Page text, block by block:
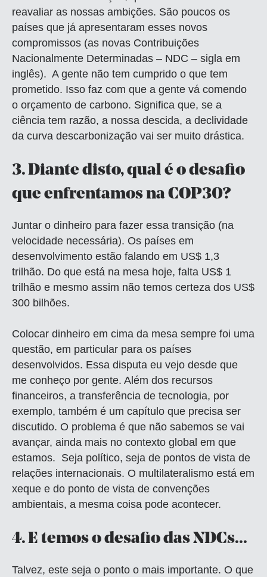
reavaliar as nossas ambições. São poucos os
países que já apresentaram esses novos
compromissos (as novas Contribuições
Nacionalmente Determinadas – NDC – sigla em
inglês). A gente não tem cumprido o que tem
prometido. Isso faz com que a gente vá comendo
o orçamento de carbono. Significa que, se a
ciência tem razão, a nossa descida, a declividade
da curva descarbonização vai ser muito drástica.
3.Diante disto, qual é o desafio
que enfrentamos na COP30?
Juntar o dinheiro para fazer essa transição (na
velocidade necessária). Os países em
desenvolvimento estão falando em US$ 1,3
trilhão. Do que está na mesa hoje, falta US$ 1
trilhão e mesmo assim não temos certeza dos US$
300 bilhões.
Colocar dinheiro em cima da mesa sempre foi uma
questão, em particular para os países
desenvolvidos. Essa disputa eu vejo desde que
me conheço por gente. Além dos recursos
financeiros, a transferência de tecnologia, por
exemplo, também é um capítulo que precisa ser
discutido. O problema é que não sabemos se vai
avançar, ainda mais no contexto global em que
estamos. Seja político, seja de pontos de vista de
relações internacionais. O multilateralismo está em
xeque e do ponto de vista de convenções
ambientais, a mesma coisa pode acontecer.
4.E temos o desafio das NDCs...
Talvez, este seja o ponto o mais importante. O que